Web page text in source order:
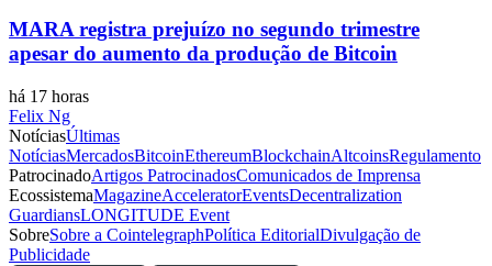
MARA registra prejuízo no segundo trimestre
apesar do aumento da produção de Bitcoin
há 17 horas
Felix Ng
NotíciasÚltimas
NotíciasMercadosBitcoinEthereumBlockchainAltcoinsRegulamento
PatrocinadoArtigos PatrocinadosComunicados de Imprensa
EcossistemaMagazineAcceleratorEventsDecentralization
GuardiansLONGITUDE Event
SobreSobre a CointelegraphPolítica EditorialDivulgação de
Publicidade